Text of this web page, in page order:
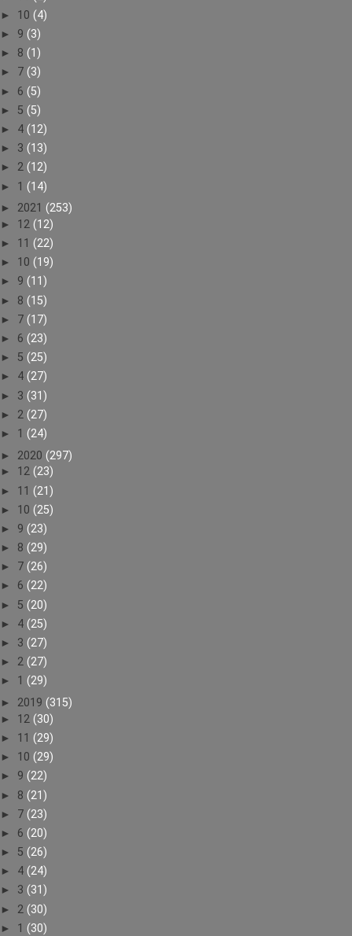
► 10 (4)
► 9 (3)
► 8 (1)
► 7 (3)
► 6 (5)
► 5 (5)
► 4 (12)
► 3 (13)
► 2 (12)
► 1 (14)
► 2021 (253)
► 12 (12)
► 11 (22)
► 10 (19)
► 9 (11)
► 8 (15)
► 7 (17)
► 6 (23)
► 5 (25)
► 4 (27)
► 3 (31)
► 2 (27)
► 1 (24)
► 2020 (297)
► 12 (23)
► 11 (21)
► 10 (25)
► 9 (23)
► 8 (29)
► 7 (26)
► 6 (22)
► 5 (20)
► 4 (25)
► 3 (27)
► 2 (27)
► 1 (29)
► 2019 (315)
► 12 (30)
► 11 (29)
► 10 (29)
► 9 (22)
► 8 (21)
► 7 (23)
► 6 (20)
► 5 (26)
► 4 (24)
► 3 (31)
► 2 (30)
► 1 (30)